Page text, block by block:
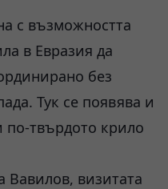
с възможността
в Евразия да
без
Тук се появява и
твърдото крило
Вавилов, визитата